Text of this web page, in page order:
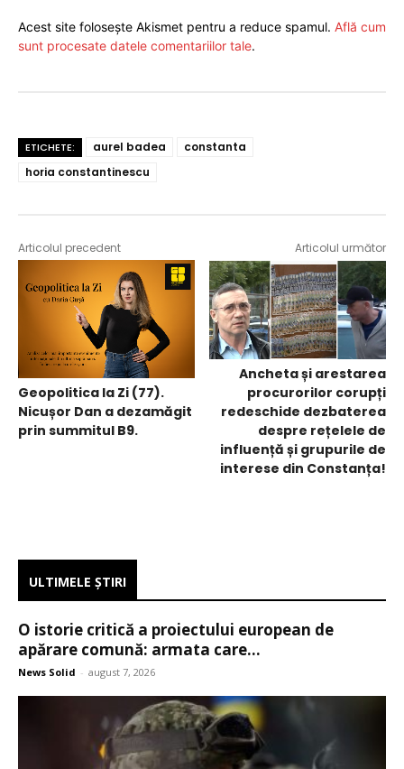
Acest site folosește Akismet pentru a reduce spamul. Află cum
sunt procesate datele comentariilor tale.
ETICHETE: aurel badea
constanta
horia constantinescu
Articolul precedent
Geopolitica la Zi (77).
Nicușor Dan a dezamăgit
prin summitul B9.
Articolul următor
Ancheta și arestarea
procurorilor corupți
redeschide dezbaterea
despre rețelele de
influență și grupurile de
interese din Constanța!
ULTIMELE ŞTIRI
O istorie critică a proiectului european de
apărare comună: armata care...
News Solid - august 7, 2026